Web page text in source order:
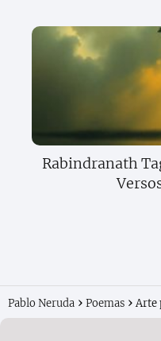
Rabindranath
Pablo Neruda Poemas Arte